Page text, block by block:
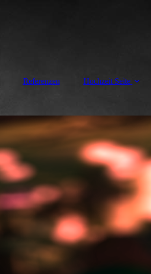
Referenzen Hochzeit Seite